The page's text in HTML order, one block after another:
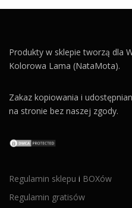
Produkty w sklepie tworzą dla
Kolorowa Lama (NataMota).
Zakaz kopiowania i
na stronie bez naszej zgody.
Regulamin sklepu i BOXów
Regulamin gratisów